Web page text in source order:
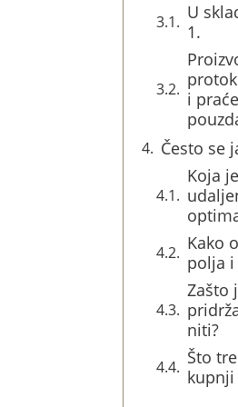
U
1.
i
Često se
Koja
Kako
polja
Zašto
niti?
Što
kupnji